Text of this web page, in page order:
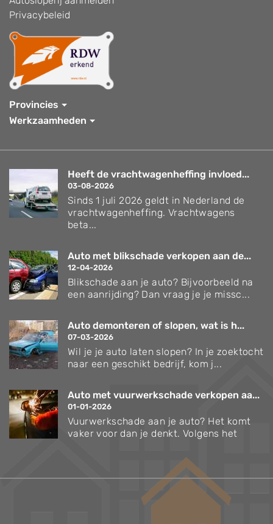
Privacybeleid
Provincies
Werkzaamheden
Heeft de vrachtwagenheffing invloed...
03-08-2026
Sinds 1 juli 2026 geldt in Nederland de
vrachtwagenheffing. Vrachtwagens
beta...
Auto met blikschade verkopen aan de...
12-04-2026
Blikschade aan je auto? Bijvoorbeeld na
een aanrijding? Dan vraag je je missc...
Auto demonteren of slopen, wat is h...
07-03-2026
Wil je je auto laten slopen? In je zoektocht
naar een geschikt bedrijf, kom j...
Auto met vuurwerkschade verkopen aa...
01-01-2026
Vuurwerkschade aan je auto? Het komt
vaker voor dan je denkt. Volgens het